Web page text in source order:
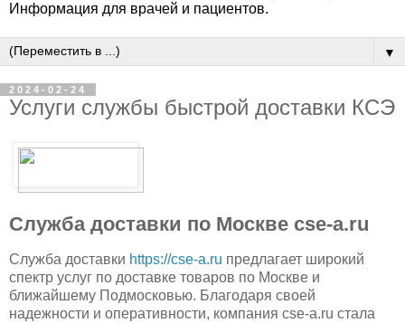
Информация для врачей и пациентов.
▼
2024-02-24
Услуги службы быстрой доставки КСЭ
Служба доставки по Москве cse-a.ru
Служба доставки https://cse-a.ru предлагает широкий
спектр услуг по доставке товаров по Москве и
ближайшему Подмосковью. Благодаря своей
надежности и оперативности, компания cse-a.ru стала